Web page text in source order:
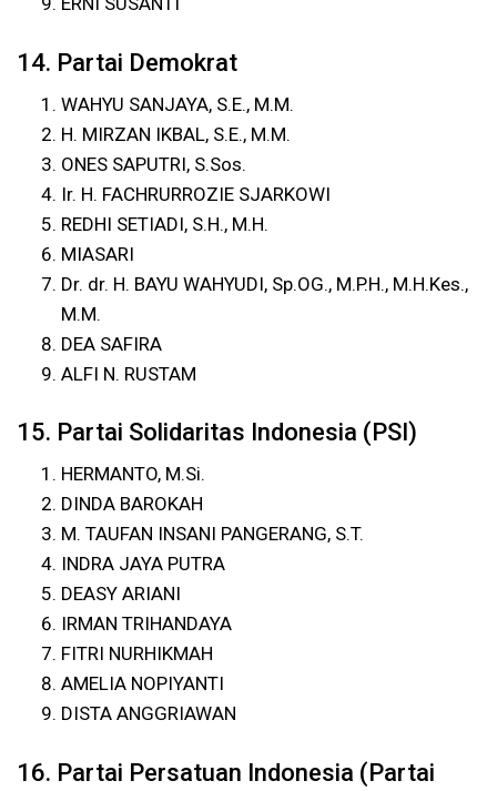
14. Partai Demokrat
WAHYU SANJAYA, S.E., M.M.
H. MIRZAN IKBAL, S.E., M.M.
ONES SAPUTRI, S.Sos.
Ir. H. FACHRURROZIE SJARKOWI
REDHI SETIADI, S.H., M.H.
MIASARI
Dr. dr. H. BAYU WAHYUDI, Sp.OG., M.P.H., M.H.Kes.,
M.M.
DEA SAFIRA
ALFI N. RUSTAM
15. Partai Solidaritas Indonesia (PSI)
HERMANTO, M.Si.
DINDA BAROKAH
M. TAUFAN INSANI PANGERANG, S.T.
INDRA JAYA PUTRA
DEASY ARIANI
IRMAN TRIHANDAYA
FITRI NURHIKMAH
AMELIA NOPIYANTI
DISTA ANGGRIAWAN
16. Partai Persatuan Indonesia (Partai